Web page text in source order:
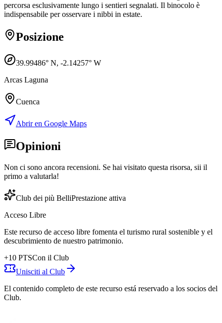
percorsa esclusivamente lungo i sentieri segnalati. Il binocolo è
indispensabile per osservare i nibbi in estate.
Posizione
39.99486° N, -2.14257° W
Arcas Laguna
Cuenca
Abrir en Google Maps
Opinioni
Non ci sono ancora recensioni. Se hai visitato questa risorsa, sii il
primo a valutarla!
Club dei più BelliPrestazione attiva
Acceso Libre
Este recurso de acceso libre fomenta el turismo rural sostenible y el
descubrimiento de nuestro patrimonio.
+10 PTSCon il Club
Unisciti al Club
El contenido completo de este recurso está reservado a los socios del
Club.